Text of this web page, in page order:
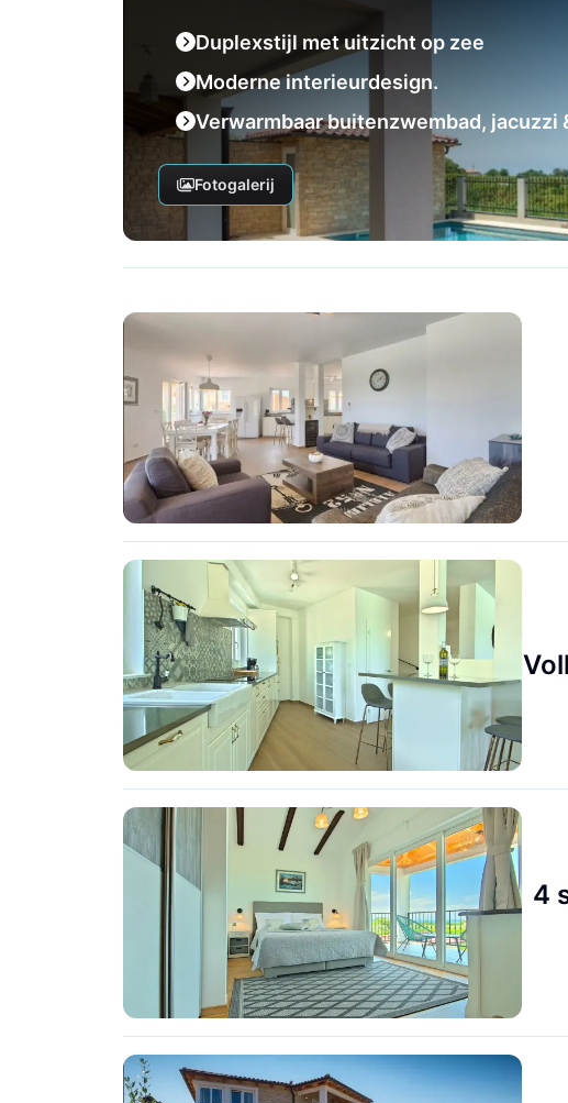
Duplexstijl met uitzicht op zee
Moderne interieurdesign.
Verwarmbaar buitenzwembad, jacuzzi
Fotogalerij
4